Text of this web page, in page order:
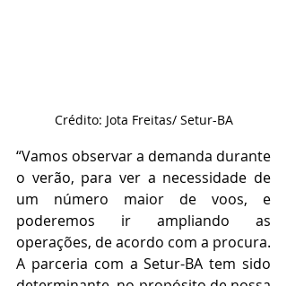
Crédito: Jota Freitas/ Setur-BA
“Vamos observar a demanda durante
o verão, para ver a necessidade de
um número maior de voos, e
poderemos ir ampliando as
operações, de acordo com a procura.
A parceria com a Setur-BA tem sido